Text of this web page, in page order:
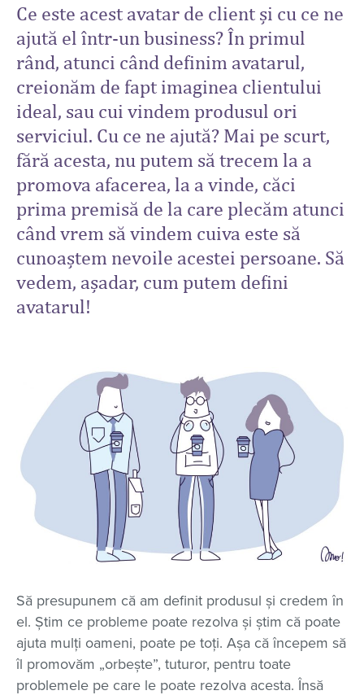
Ce este acest avatar de client și cu ce ne
ajută el într-un business? În primul
rând, atunci când definim avatarul,
creionăm de fapt imaginea clientului
ideal, sau cui vindem produsul ori
serviciul. Cu ce ne ajută? Mai pe scurt,
fără acesta, nu putem să trecem la a
promova afacerea, la a vinde, căci
prima premisă de la care plecăm atunci
când vrem să vindem cuiva este să
cunoaștem nevoile acestei persoane. Să
vedem, așadar, cum putem defini
avatarul!
Să presupunem că am definit produsul și credem în
el. Știm ce probleme poate rezolva și știm că poate
ajuta mulți oameni, poate pe toți. Așa că începem să
îl promovăm „orbește”, tuturor, pentru toate
problemele pe care le poate rezolva acesta. Însă